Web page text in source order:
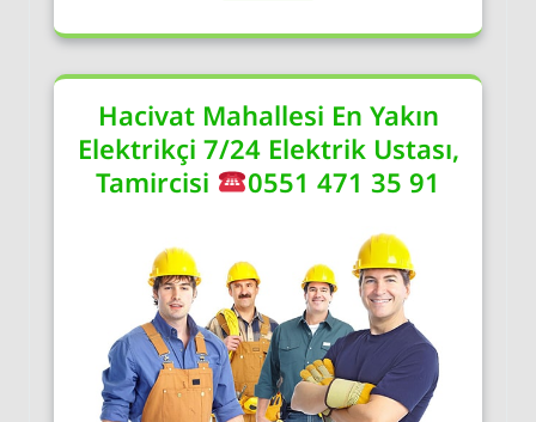
Hacivat Mahallesi En Yakın
Elektrikçi 7/24 Elektrik Ustası,
Tamircisi
0551 471 35 91